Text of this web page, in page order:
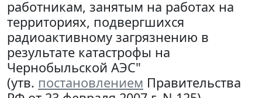
работникам, занятым на работах на
территориях, подвергшихся
радиоактивному загрязнению в
результате катастрофы на
Чернобыльской АЭС"
(утв. постановлением Правительства